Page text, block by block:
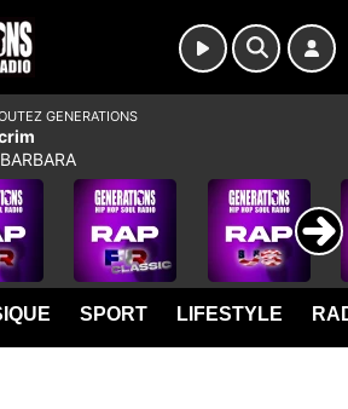
SPORT LIFESTYLE
GENERATIONS